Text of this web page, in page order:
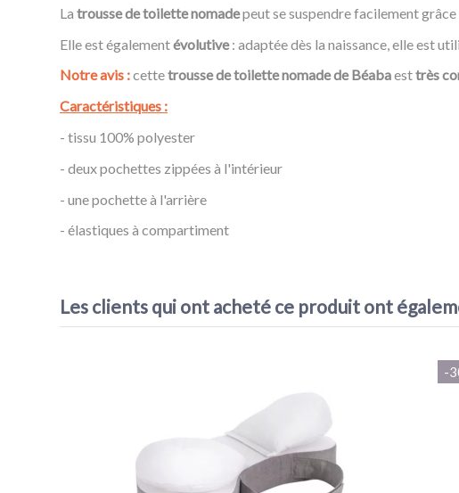
La trousse de toilette nomadepeut se suspendre facilement grâce
Elle est égalementévolutive: adaptée dès la naissance, elle est
Notre avis :cettetrousse de toilette nomade de Béabaesttrès
Caractéristiques :
- tissu 100% polyester
- deux pochettes zippées à l'intérieur
- une pochette à l'arrière
- élastiques à compartiment
Acheteur vérifié
Publié le 22/03/2021 à 22:56 (Date de commande : 09/02/2021)
Je l'ai offerte donc je n'en sais rien, mais je suis très contente de l’accueil
Les clients qui ont acheté ce produit ont
-